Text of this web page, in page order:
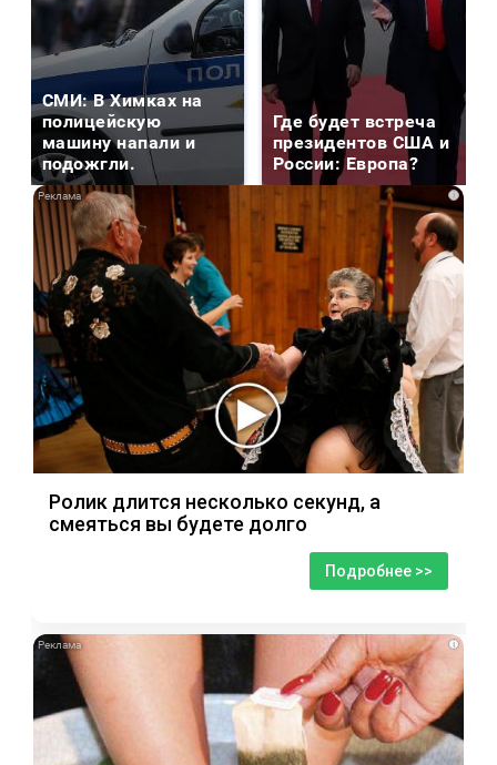
СМИ: В Химках на
полицейскую
машину напали и
подожгли.
Где будет встреча
президентов США и
России: Европа?
i
Ролик длится несколько секунд, а
смеяться вы будете долго
Подробнее >>
i